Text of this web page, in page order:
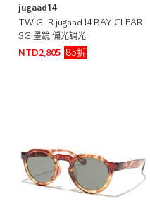
jugaad14
TW GLR jugaad14 BAY CLEAR
SG 墨鏡 偏光調光
NTD2,805
85折